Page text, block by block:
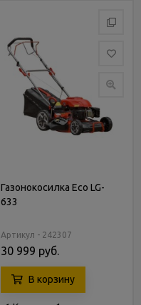
Газонокосилка Eco LG-
633
Артикул - 242307
30 999 руб.
В корзину